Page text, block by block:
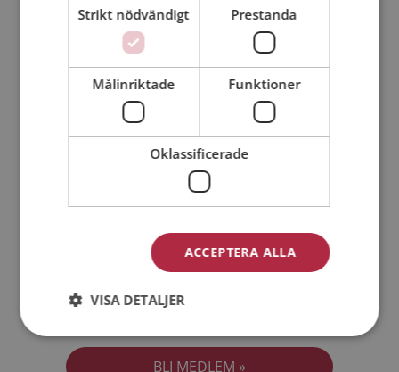
Bli medlem utan kostnad!
Jag är en: Man Kvinna
Min ålder:
Jag accepterarMedlemsvillkoren
Strikt nödvändigt Prestanda
Målinriktade Funktioner
Oklassificerade
ACCEPTERA ALLA
VISA DETALJER